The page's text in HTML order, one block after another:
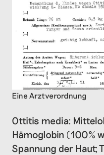
Eine Arztverordnung
Ottitis media:
Hämoglobin (100%
Spannung der Haut;